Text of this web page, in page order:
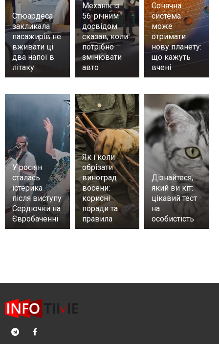
Стюардеса
закликала
пасажирів не
вживати ці
два напої в
літаку
Механік із
56-річним
досвідом
сказав, коли
потрібно
змінювати
авто
Сонячна
система
може
отримати
нову планету:
що кажуть
вчені
У росіян
сталась
істерика
після виступу
Сердючки на
Євробаченні
Як і коли
обрізати
виноград
восени:
корисні
поради та
правила
Дізнайтеся,
який ви кіт:
цікавий тест
на
особистість